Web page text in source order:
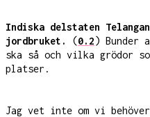
Indiska delstaten
jordbruket.
(0.2) Bunder
ska så och vilka grödor
platser.
Jag vet inte om vi